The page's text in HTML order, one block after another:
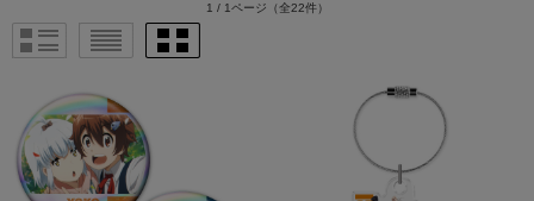
1 / 1ページ （全22件）